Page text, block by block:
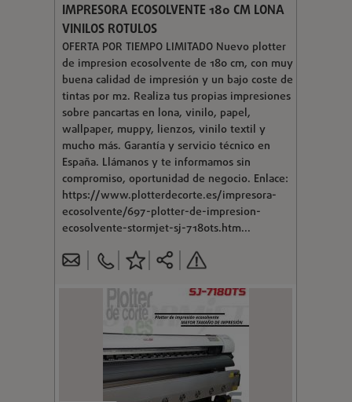
IMPRESORA ECOSOLVENTE 180 CM LONA
VINILOS ROTULOS
OFERTA POR TIEMPO LIMITADO Nuevo plotter
de impresion ecosolvente de 180 cm, con muy
buena calidad de impresión y un bajo coste de
tintas por m2. Realiza tus propias impresiones
sobre pancartas en lona, vinilo, papel,
wallpaper, muppy, lienzos, vinilo textil y
mucho más. Garantía y servicio técnico en
España. Llámanos y te informamos sin
compromiso, oportunidad de negocio. Enlace:
https://www.plotterdecorte.es/impresora-
ecosolvente/697-plotter-de-impresion-
ecosolvente-stormjet-sj-7180ts.htm...